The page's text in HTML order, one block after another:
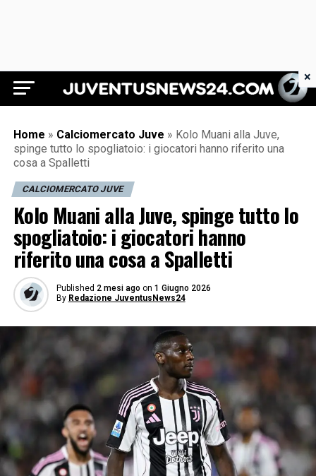
Juventus News 24
Home » Calciomercato Juve » Kolo Muani alla Juve,
spinge tutto lo spogliatoio: i giocatori hanno riferito una
cosa a Spalletti
CALCIOMERCATO JUVE
Kolo Muani alla Juve, spinge tutto lo
spogliatoio: i giocatori hanno
riferito una cosa a Spalletti
Published 2 mesi ago on 1 Giugno 2026
By Redazione JuventusNews24
×